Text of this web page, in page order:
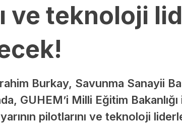
ve teknoloji
Burkay, Savunma Sanayii
GUHEM’i Milli Eğitim
pilotlarını ve teknoloji